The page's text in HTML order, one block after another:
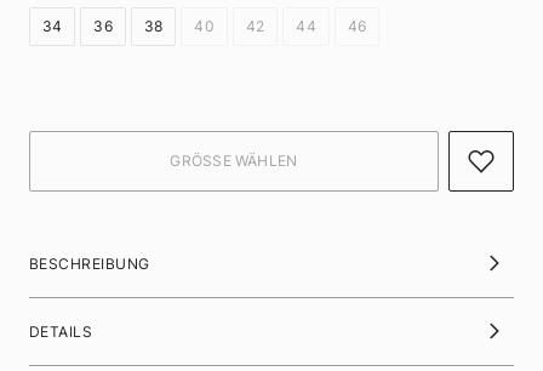
34
36 38 40 42 44 46
BESCHREIBUNG
DETAILS